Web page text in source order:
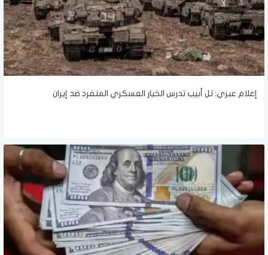
إعلام عبري: تل أبيب تدرس الخيار العسكري المنفرد ضد إيران